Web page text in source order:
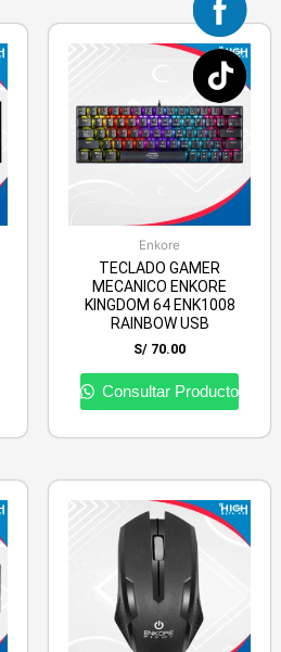
Enkore
TECLADO GAMER
MECANICO ENKORE
KINGDOM 64 ENK1008
RAINBOW USB
S/ 70.00
Consultar Producto